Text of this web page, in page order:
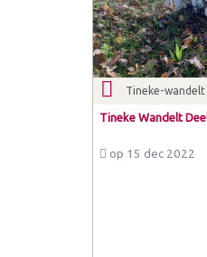
Tineke-wandelt
Tineke Wandelt
op 15 dec 2022